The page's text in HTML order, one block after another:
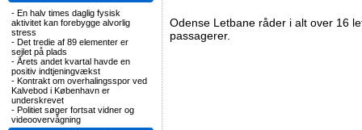
- En halv times daglig fysisk
aktivitet kan forebygge alvorlig
stress
- Det tredie af 89 elementer er
sejlet på plads
- Årets andet kvartal havde en
positiv indtjeningvækst
- Kontrakt om overhalingsspor ved
Kalvebod i København er
underskrevet
- Politiet søger fortsat vidner og
videoovervågning
Odense Letbane råder i alt over 16
passagerer.